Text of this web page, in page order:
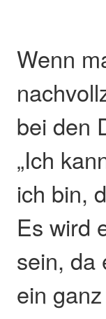
Wenn
bei den
„Ich
ich bin,
Es wird
sein, da
ein